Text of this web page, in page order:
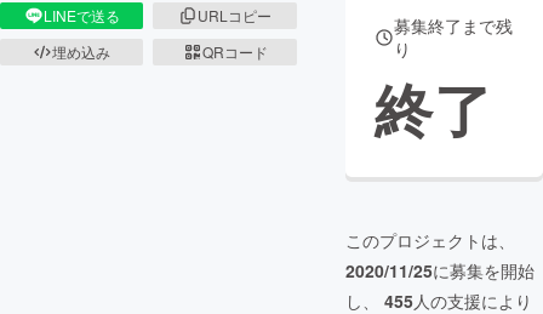
LINEで送る
URLコピー
埋め込み
QRコード
募集終了まで残
り
終了
このプロジェクトは、
2020/11/25に募集を開始
し、 455人の支援により